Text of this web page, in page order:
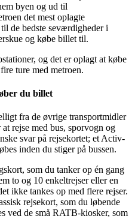
byen og ud til
det mest oplagte
de bedste seværdigheder i
og købe billet til.
og det er oplagt at købe
ture med metroen.
du billet
fra de øvrige transportmidler
rejse med bus, sporvogn og
svar på rejsekortet; et Activ-
inden du stiger på bussen.
som du tanker op én gang
to og 10 enkeltrejser eller en
ikke tankes op med flere rejser.
rejsekort, som du løbende
ved de små RATB-kiosker, som